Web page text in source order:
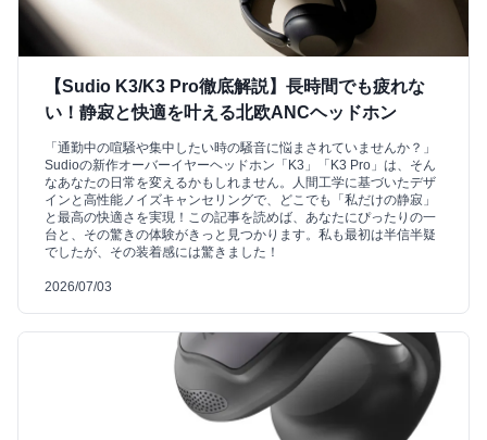
【Sudio K3/K3 Pro徹底解説】長時間でも疲れな
い！静寂と快適を叶える北欧ANCヘッドホン
「通勤中の喧騒や集中したい時の騒音に悩まされていませんか？」
Sudioの新作オーバーイヤーヘッドホン「K3」「K3 Pro」は、そん
なあなたの日常を変えるかもしれません。人間工学に基づいたデザ
インと高性能ノイズキャンセリングで、どこでも「私だけの静寂」
と最高の快適さを実現！この記事を読めば、あなたにぴったりの一
台と、その驚きの体験がきっと見つかります。私も最初は半信半疑
でしたが、その装着感には驚きました！
2026/07/03